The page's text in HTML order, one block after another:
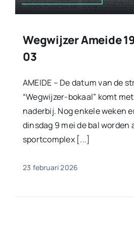
Wegwijzer Ameide
03
AMEIDE – De datum van de
“Wegwijzer-bokaal” komt
naderbij. Nog enkele weken
dinsdag 9 mei de bal
sportcomplex [...]
23 februari 2026